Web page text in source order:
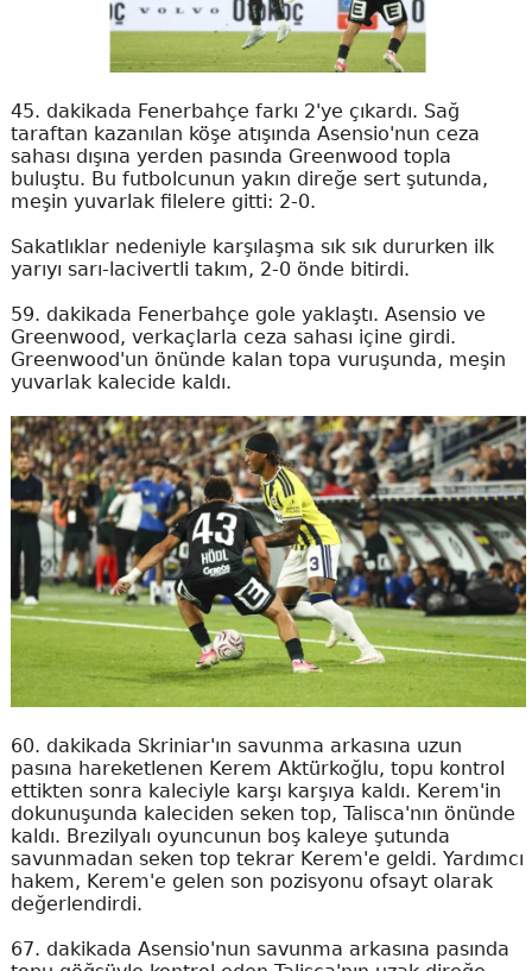
45. dakikada Fenerbahçe farkı 2'ye çıkardı. Sağ
taraftan kazanılan köşe atışında Asensio'nun ceza
sahası dışına yerden pasında Greenwood topla
buluştu. Bu futbolcunun yakın direğe sert şutunda,
meşin yuvarlak filelere gitti: 2-0.
Sakatlıklar nedeniyle karşılaşma sık sık dururken ilk
yarıyı sarı-lacivertli takım, 2-0 önde bitirdi.
59. dakikada Fenerbahçe gole yaklaştı. Asensio ve
Greenwood, verkaçlarla ceza sahası içine girdi.
Greenwood'un önünde kalan topa vuruşunda, meşin
yuvarlak kalecide kaldı.
60. dakikada Skriniar'ın savunma arkasına uzun
pasına hareketlenen Kerem Aktürkoğlu, topu kontrol
ettikten sonra kaleciyle karşı karşıya kaldı. Kerem'in
dokunuşunda kaleciden seken top, Talisca'nın önünde
kaldı. Brezilyalı oyuncunun boş kaleye şutunda
savunmadan seken top tekrar Kerem'e geldi. Yardımcı
hakem, Kerem'e gelen son pozisyonu ofsayt olarak
değerlendirdi.
67. dakikada Asensio'nun savunma arkasına pasında